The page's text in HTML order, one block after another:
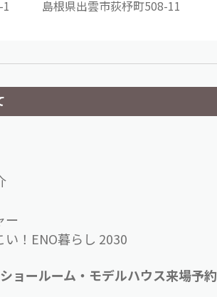
島根県出雲市荻杼町508-11
ー
い！ENO暮らし 2030
ョールーム・モデルハウス来場予約